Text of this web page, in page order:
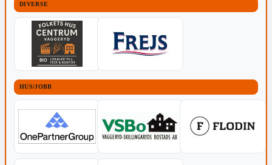
DIVERSE
HUS/JOBB